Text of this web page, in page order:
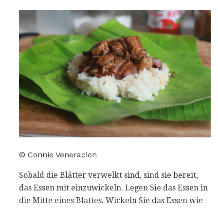
© Connie Veneracion
Sobald die Blätter verwelkt sind, sind sie bereit,
das Essen mit einzuwickeln. Legen Sie das Essen in
die Mitte eines Blattes. Wickeln Sie das Essen wie